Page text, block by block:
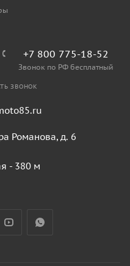
+7 800 775-18-52
Звонок по РФ бесплатный
ЗВОНОК
Романова, д. 6
- 380 м